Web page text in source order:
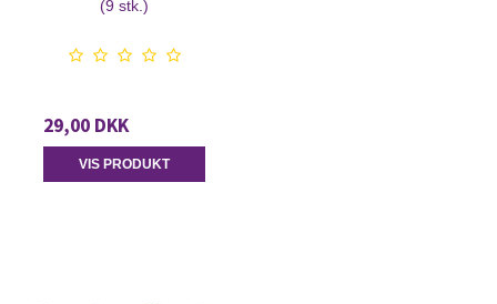
(9 stk.)
29,00 DKK
VIS PRODUKT